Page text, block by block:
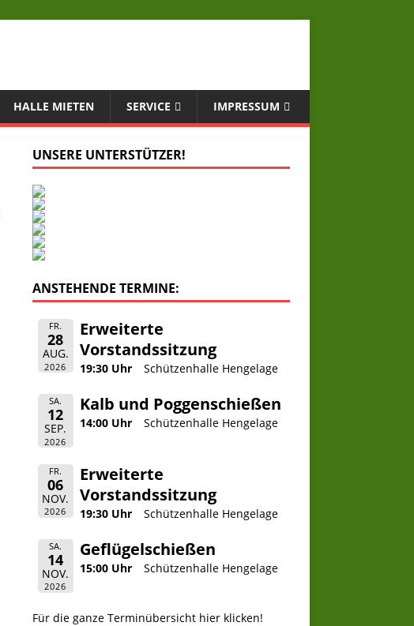
HALLE MIETEN SERVICE IMPRESSUM
UNSERE UNTERSTÜTZER!
ANSTEHENDE TERMINE:
FR.
28
AUG.
2026
Erweiterte
Vorstandssitzung
19:30 Uhr Schützenhalle Hengelage
SA.
12
SEP.
2026
Kalb und Poggenschießen
14:00 Uhr Schützenhalle Hengelage
FR.
06
NOV.
2026
Erweiterte
Vorstandssitzung
19:30 Uhr Schützenhalle Hengelage
SA.
14
NOV.
2026
Geflügelschießen
15:00 Uhr Schützenhalle Hengelage
Für die ganze Terminübersicht hier klicken!